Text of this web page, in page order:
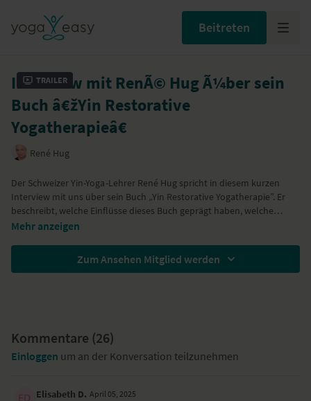
Beitreten
Trailer
Interview mit RenÃ© Hug Ã¼ber sein
Buch â€žYin Restorative
Yogatherapieâ€
René Hug
Der SchweizerYin-Yoga-Lehrer René Hug spricht in diesem kurzen
Interview mit uns über sein Buch „Yin Restorative Yogatherapie”. Er
beschreibt, welche Einflüsse dieses Buch geprägt haben, welche
Bedeutung Yoga für ihn selbst hat – und was für ihn bei der Praxis im
Mehr anzeigen
Zum Ansehen Mitglied werden
Kommentare (26)
Einloggen um an der Konversation teilzunehmen
Elisabeth D. April 05, 2025